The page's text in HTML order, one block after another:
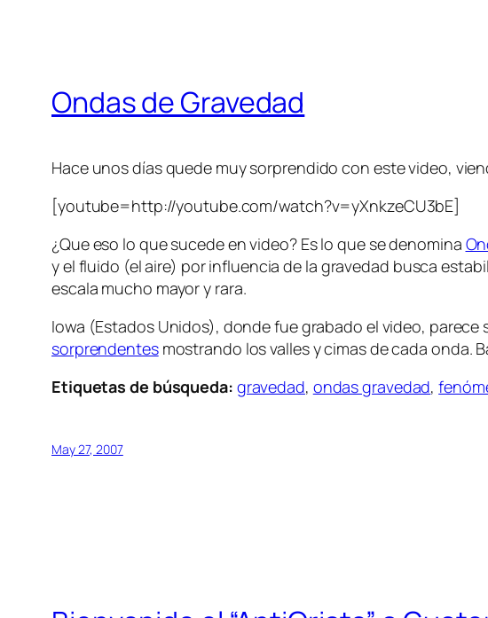
Ondas de Gravedad
Hace unos días quede muy sorprendido con este video,
[youtube=http://youtube.com/watch?v=yXnkzeCU3bE]
¿Que eso lo que sucede en video? Es lo que se denomina
y el fluido (el aire) por influencia de la gravedad busca
escala mucho mayor y rara.
Iowa (Estados Unidos), donde fue grabado el video,
sorprendentesmostrando los valles y cimas de cada onda.
Etiquetas de búsqueda: gravedad, ondas gravedad,
May 27, 2007